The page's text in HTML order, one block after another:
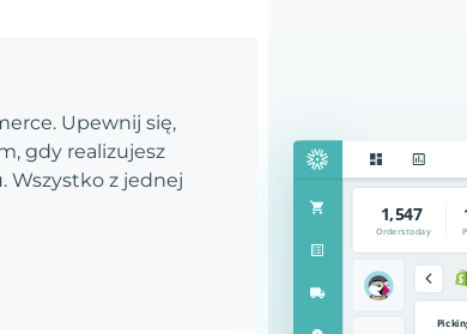
Upewnij się,
gdy realizujesz
Wszystko z jednej